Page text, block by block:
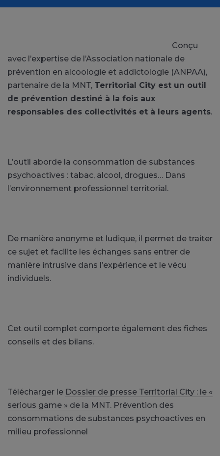
Conçu
avec l’expertise de l’Association nationale de
prévention en alcoologie et addictologie (ANPAA),
partenaire de la MNT, Territorial City est un outil
de prévention destiné à la fois aux
responsables des collectivités et à leurs agents.
L’outil aborde la consommation de substances
psychoactives : tabac, alcool, drogues… Dans
l’environnement professionnel territorial.
De manière anonyme et ludique, il permet de traiter
ce sujet et facilite les échanges sans entrer de
manière intrusive dans l’expérience et le vécu
individuels.
Cet outil complet comporte également des fiches
conseils et des bilans.
Télécharger le Dossier de presse Territorial City : le «
serious game » de la MNT. Prévention des
consommations de substances psychoactives en
milieu professionnel